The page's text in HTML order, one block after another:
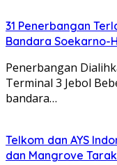
31 Penerbangan
Bandara Soekarno-
Penerbangan
Terminal 3 Jebol
bandara…
Telkom dan AYS
dan Mangrove